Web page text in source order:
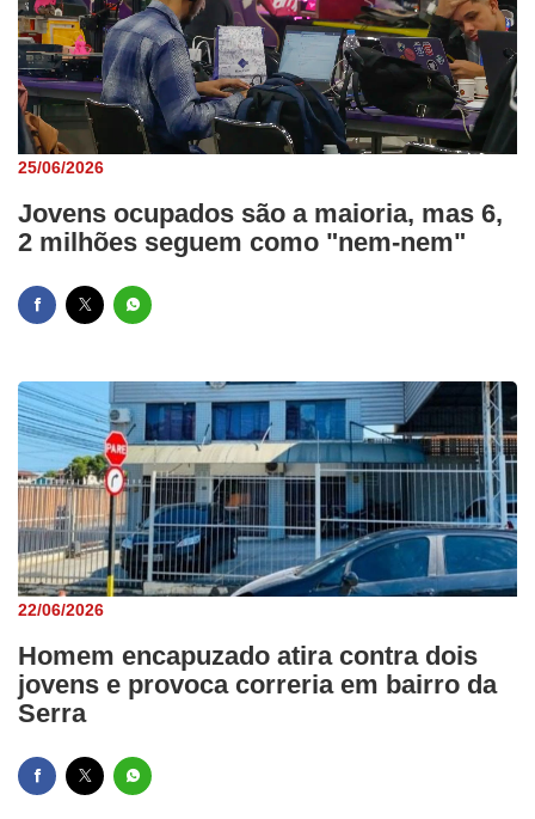
25/06/2026
Jovens ocupados são a maioria, mas 6,
2 milhões seguem como "nem-nem"
22/06/2026
Homem encapuzado atira contra dois
jovens e provoca correria em bairro da
Serra